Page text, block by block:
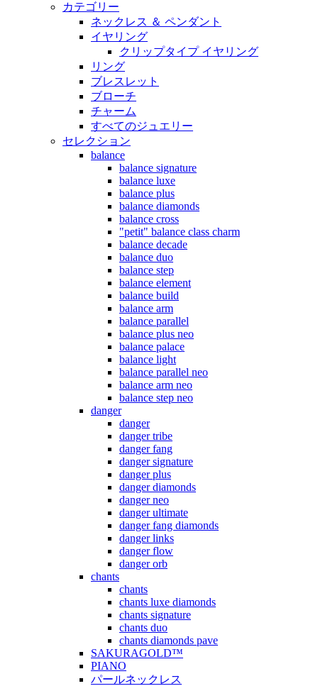
カテゴリー
ネックレス ＆ ペンダント
イヤリング
クリップタイプ イヤリング
リング
ブレスレット
ブローチ
チャーム
すべてのジュエリー
セレクション
balance
balance signature
balance luxe
balance plus
balance diamonds
balance cross
"petit" balance class charm
balance decade
balance duo
balance step
balance element
balance build
balance arm
balance parallel
balance plus neo
balance palace
balance light
balance parallel neo
balance arm neo
balance step neo
danger
danger
danger tribe
danger fang
danger signature
danger plus
danger diamonds
danger neo
danger ultimate
danger fang diamonds
danger links
danger flow
danger orb
chants
chants
chants luxe diamonds
chants signature
chants duo
chants diamonds pave
SAKURAGOLD™
PIANO
パールネックレス